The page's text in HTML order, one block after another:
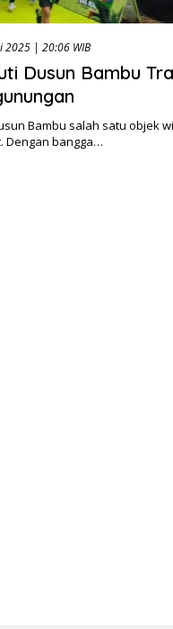
2025 | 20:06 WIB
Dusun Bambu
Bambu salah satu objek
Dengan bangga…